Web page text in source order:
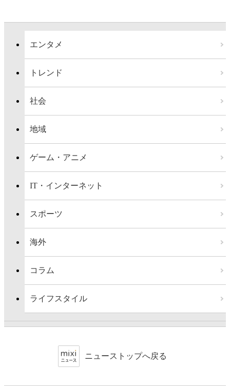
エンタメ
トレンド
社会
地域
ゲーム・アニメ
IT・インターネット
スポーツ
海外
コラム
ライフスタイル
ニューストップへ戻る